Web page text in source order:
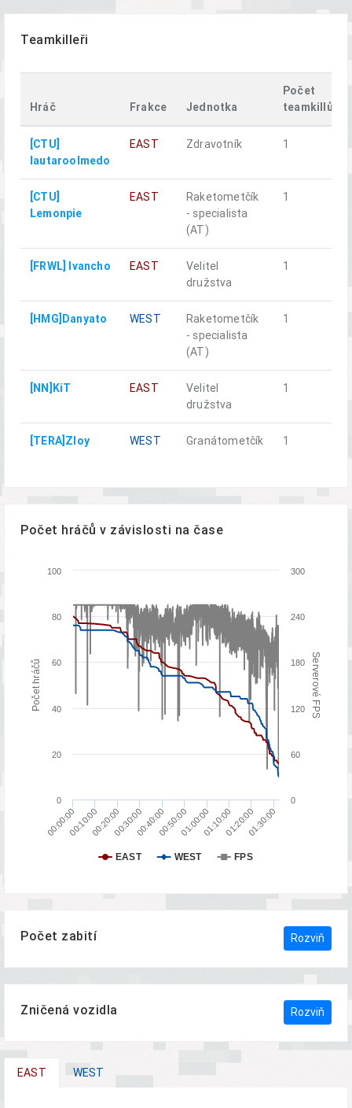
Teamkilleři
Hráč Frakce Jednotka
Počet
teamkillů
[CTU]
lautaroolmedo
EAST Zdravotník 1
[CTU]
Lemonpie
EAST
Raketometčík
- specialista
(AT)
1
[FRWL] Ivancho EAST
Velitel
družstva
1
[HMG]Danyato WEST
Raketometčík
- specialista
(AT)
1
[NN]KiT EAST
Velitel
družstva
1
[TERA]Zloy WEST Granátometčík 1
Počet hráčů v závislosti na čase
Počet hráčů Serverové FPS
EAST WEST FPS
00:00:0000:10:0000:20:0000:30:0000:40:0000:50:0001:00:0001:10:0001:20:0001:30:00
0
20
40
60
80
100
0
60
120
180
240
300
Počet zabití Rozviň
Zničená vozidla Rozviň
EAST WEST